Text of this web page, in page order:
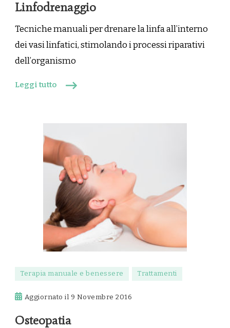
Linfodrenaggio
Tecniche manuali per drenare la linfa all’interno
dei vasi linfatici, stimolando i processi riparativi
dell’organismo
Leggi tutto
Aggiornato il 9 Novembre 2016
Terapia manuale e benessere Trattamenti
Osteopatia